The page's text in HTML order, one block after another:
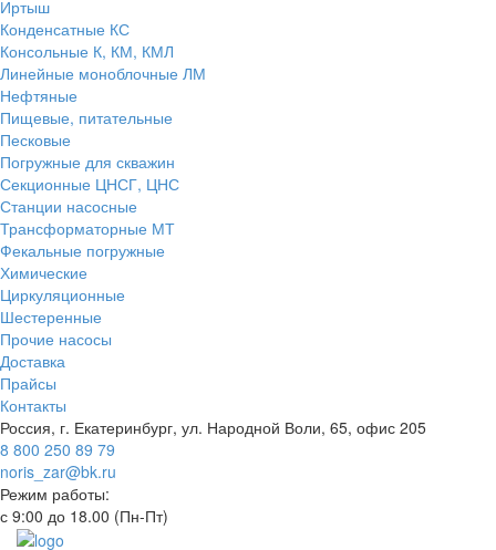
Иртыш
Конденсатные КС
Консольные К, КМ, КМЛ
Линейные моноблочные ЛМ
Нефтяные
Пищевые, питательные
Песковые
Погружные для скважин
Секционные ЦНСГ, ЦНС
Станции насосные
Трансформаторные МТ
Фекальные погружные
Химические
Циркуляционные
Шестеренные
Прочие насосы
Доставка
Прайсы
Контакты
Россия, г. Екатеринбург, ул. Народной Воли, 65, офис 205
8 800 250 89 79
noris_zar@bk.ru
Режим работы:
с 9:00 до 18.00 (Пн-Пт)